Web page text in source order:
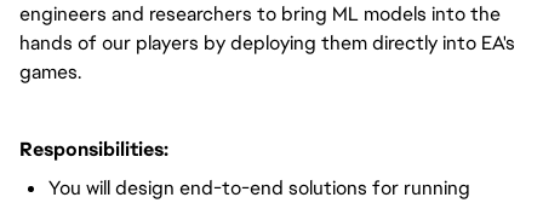
engineers and researchers to bring ML models into the
hands of our players by deploying them directly into EA's
games.
Responsibilities:
You will design end-to-end solutions for running